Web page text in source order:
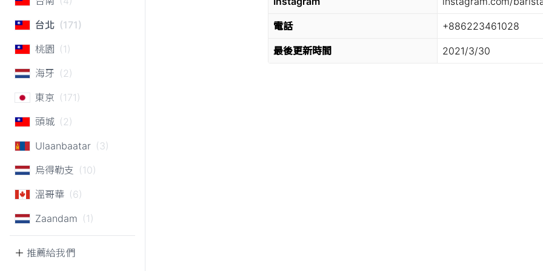
台北 (171)
桃園 (1)
海牙 (2)
東京 (171)
頭城 (2)
Ulaanbaatar (3)
烏得勒支 (10)
溫哥華 (6)
Zaandam (1)
推薦給我們
電話 +886223461028
最後更新時間 2021/3/30